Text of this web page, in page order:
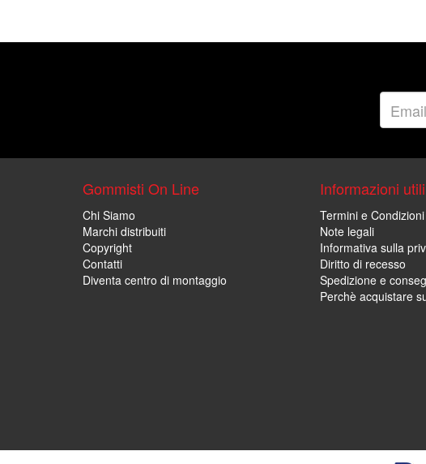
Gommisti On Line
Chi Siamo
Marchi distribuiti
Copyright
Contatti
Diventa centro di montaggio
Informazioni utili
Termini e
Note legali
Informativa sulla
Diritto di recesso
Spedizione e
Perchè acquistare